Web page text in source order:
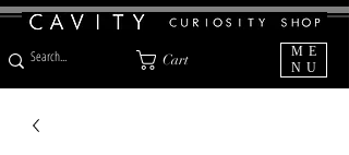
Cart
ME
NU